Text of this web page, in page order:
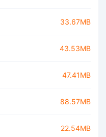
33.67MB
43.53MB
47.41MB
88.57MB
22.54MB